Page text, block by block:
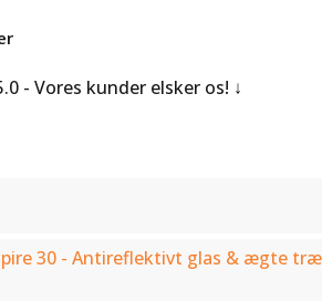
- Vores kunder elsker os!
30 - Antireflektivt glas & ægte træ